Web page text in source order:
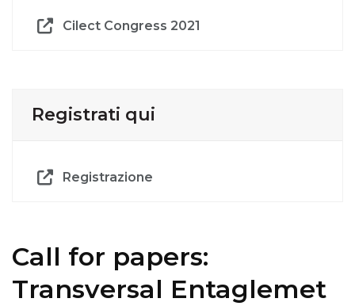
Cilect Congress 2021
Registrati qui
Registrazione
Call for papers:
Transversal Entaglemet